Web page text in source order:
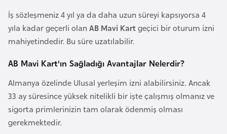
İş sözleşmeniz 4 yıl ya da daha uzun süreyi kapsıyorsa 4
yıla kadar geçerli olanAB Mavi Kartgeçici bir oturum izni
mahiyetindedir. Bu süre uzatılabilir.
AB Mavi Kart'ın Sağladığı Avantajlar Nelerdir?
Almanya özelinde Ulusal yerleşim izni alabilirsiniz. Ancak
33 ay süresince yüksek nitelikli bir işte çalışmış olmanız ve
sigorta primlerinizin tam olarak ödenmiş olması
gerekmektedir.
Ç
e
k
C
m
h
u
r